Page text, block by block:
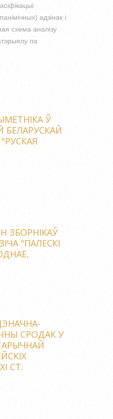
адзінак і
схема аналізу
па
ДА ПЫТАННЯ
Ў
БЕЛАРУСКАЙ
СУЧАСНАЙ
ЗБОРНІКАЎ
"ПАЛЕСКІ
ПРОЗЫ
СРОДАК У
СТ.